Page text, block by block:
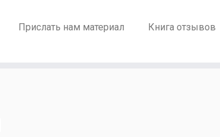
Прислать нам материал Книга отзывов